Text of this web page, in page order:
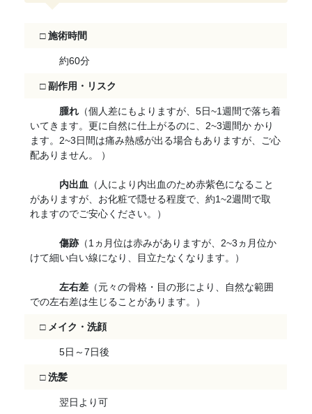
□施術時間
約60分
□副作用・リスク
腫れ（個人差にもよりますが、5日~1週間で落ち着
いてきます。更に自然に仕上がるのに、2~3週間か かり
ます。2~3日間は痛み熱感が出る場合もありますが、ご心
配ありません。 ）
内出血（人により内出血のため赤紫色になること
がありますが、お化粧で隠せる程度で、約1~2週間で取
れますのでご安心ください。）
傷跡（1ヵ月位は赤みがありますが、2~3ヵ月位か
けて細い白い線になり、目立たなくなります。）
左右差（元々の骨格・目の形により、自然な範囲
での左右差は生じることがあります。）
□ メイク・洗顔
5日～7日後
□洗髪
翌日より可